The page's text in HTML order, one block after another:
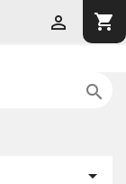
shopping_cart


